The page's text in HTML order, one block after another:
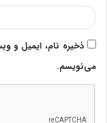
ذخیره نام، ایمیل و
می‌نویسم.